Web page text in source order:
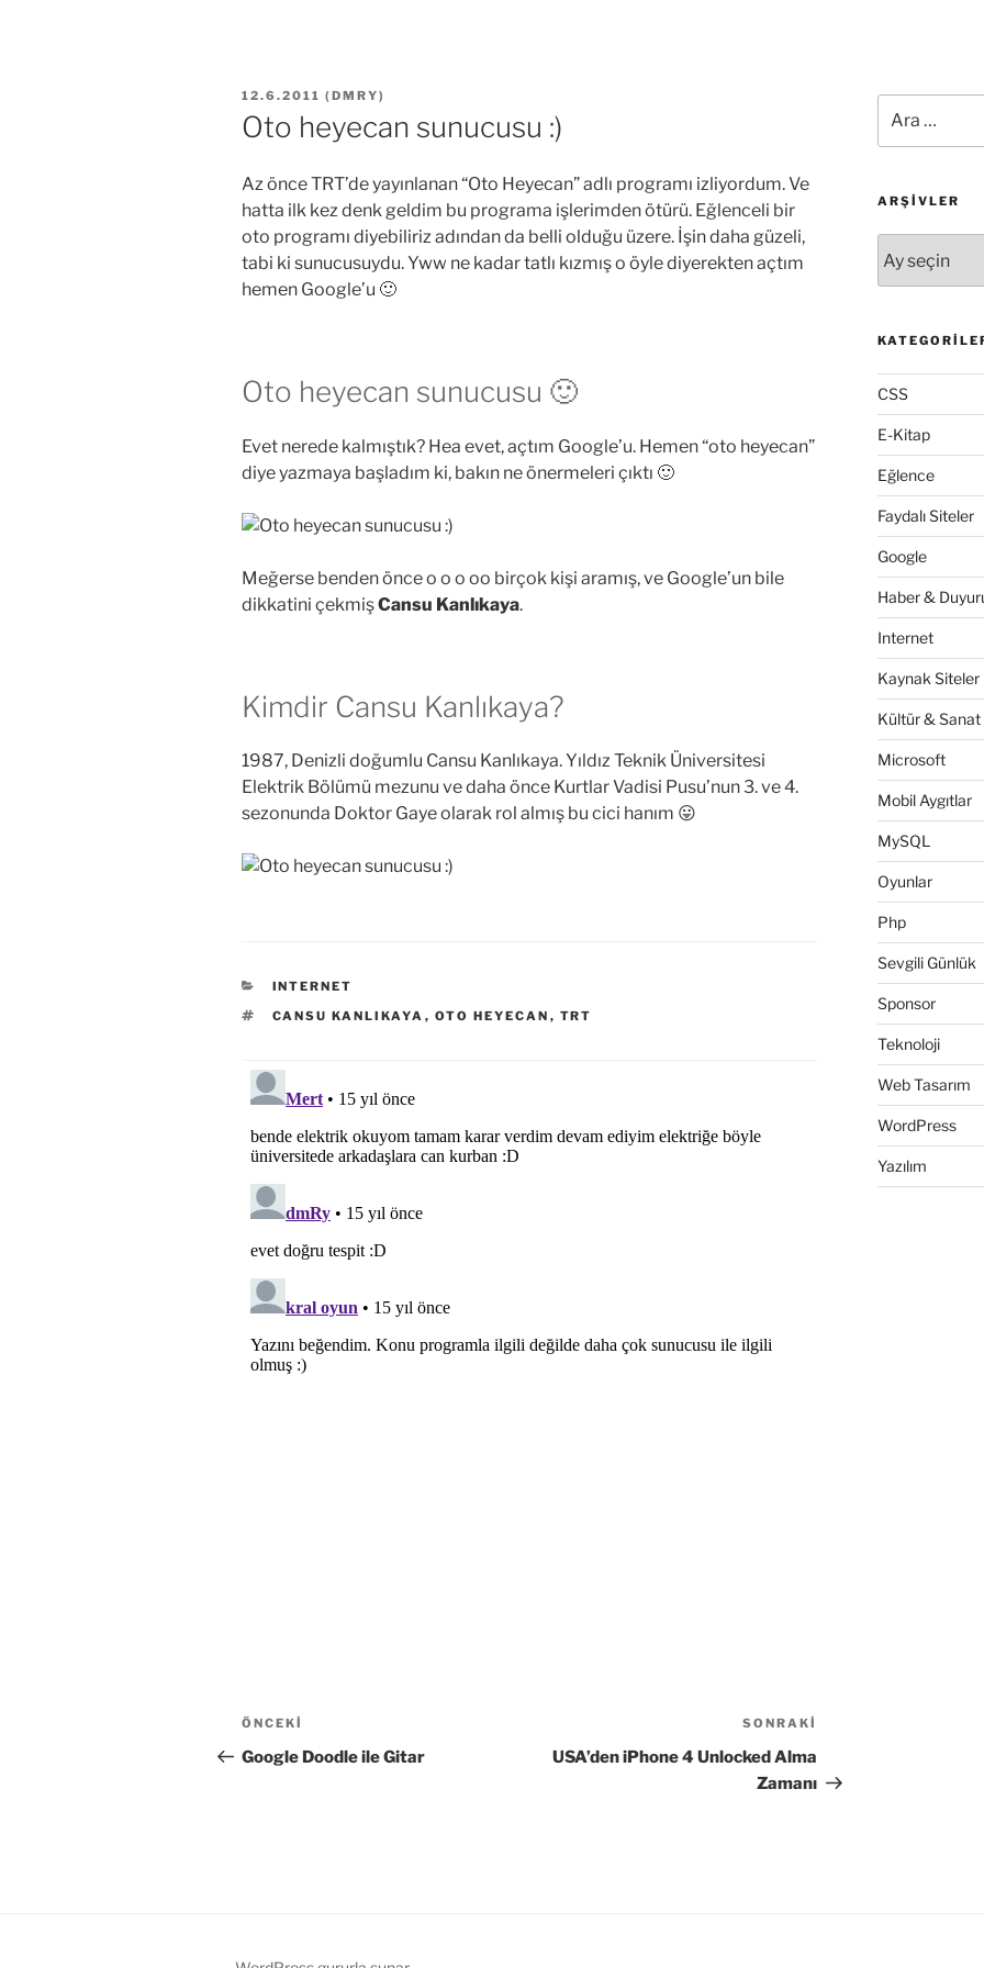
YAYIM
TARIHI
12.6.2011 ( DMRY)
Oto heyecan sunucusu :)
Az önce TRT’de yayınlanan “Oto Heyecan” adlı programı izliyordum. Ve
hatta ilk kez denk geldim bu programa işlerimden ötürü. Eğlenceli bir
oto programı diyebiliriz adından da belli olduğu üzere. İşin daha güzeli,
tabi ki sunucusuydu. Yww ne kadar tatlı kızmış o öyle diyerekten açtım
hemen Google’u 🙂
Oto heyecan sunucusu 🙂
Evet nerede kalmıştık? Hea evet, açtım Google’u. Hemen “oto heyecan”
diye yazmaya başladım ki, bakın ne önermeleri çıktı 🙂
Meğerse benden önce o o o oo birçok kişi aramış, ve Google’un bile
dikkatini çekmişCansu Kanlıkaya.
Kimdir Cansu Kanlıkaya?
1987, Denizli doğumlu Cansu Kanlıkaya. Yıldız Teknik Üniversitesi
Elektrik Bölümü mezunu ve daha önce Kurtlar Vadisi Pusu’nun 3. ve 4.
sezonunda Doktor Gaye olarak rol almış bu cici hanım 😛
KATEGORILER
INTERNET
ETIKETLER
CANSU KANLIKAYA , OTO HEYECAN , TRT
Yazı
gezinmesi
Önceki
Yazı
ÖNCEKI
Google Doodle ile Gitar
SONRAKI
USA’den iPhone 4 Unlocked Alma
Zamanı
ARŞIVLER
CSS
E-Kitap
Eğlence
Faydalı Siteler
Google
Haber &
Internet
Kaynak Siteler
Kültür & Sanat
Microsoft
Mobil Aygıtlar
MySQL
Oyunlar
Php
Sevgili Günlük
Sponsor
Teknoloji
Web Tasarım
WordPress
Yazılım